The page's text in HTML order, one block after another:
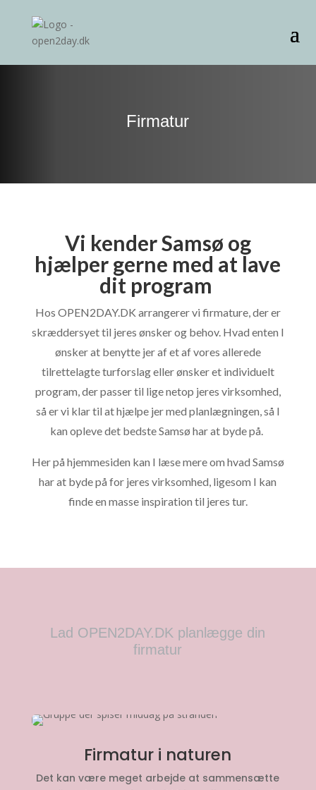
Firmatur
Vi kender Samsø og
hjælper gerne med at lave
dit program
Hos OPEN2DAY.DK arrangerer vi firmature, der er
skræddersyet til jeres ønsker og behov. Hvad enten I
ønsker at benytte jer af et af vores allerede
tilrettelagte turforslag eller ønsker et individuelt
program, der passer til lige netop jeres virksomhed,
så er vi klar til at hjælpe jer med planlægningen, så I
kan opleve det bedste Samsø har at byde på.
Her på hjemmesiden kan I læse mere om hvad Samsø
har at byde på for jeres virksomhed, ligesom I kan
finde en masse inspiration til jeres tur.
Lad OPEN2DAY.DK planlægge din
firmatur
Firmatur i naturen
Det kan være meget arbejde at sammensætte